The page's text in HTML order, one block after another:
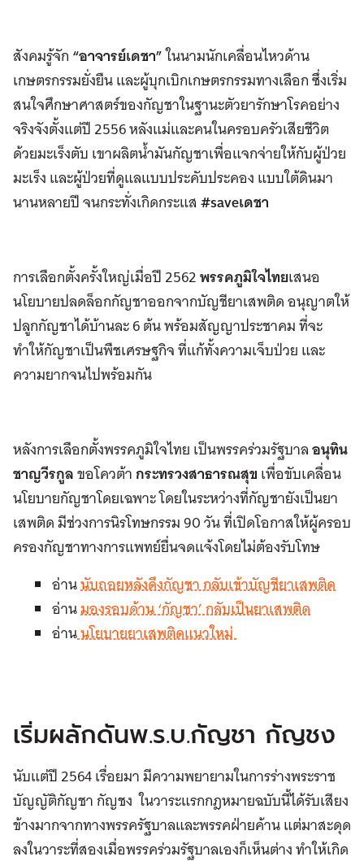
สังคมรู้จัก“อาจารย์เดชา”ในนามนักเคลื่อนไหวด้าน
เกษตรกรรมยั่งยืน และผู้บุกเบิกเกษตรกรรมทางเลือก ซึ่งเริ่ม
สนใจศึกษาศาสตร์ของกัญชาในฐานะตัวยารักษาโรคอย่าง
จริงจังตั้งแต่ปี 2556 หลังแม่และคนในครอบครัวเสียชีวิต
ด้วยมะเร็งตับ เขาผลิตน้ำมันกัญชาเพื่อแจกจ่ายให้กับผู้ป่วย
มะเร็ง และผู้ป่วยที่ดูแลแบบประคับประคอง แบบใต้ดินมา
นานหลายปี จนกระทั่งเกิดกระแส#saveเดชา
การเลือกตั้งครั้งใหญ่เมื่อปี 2562พรรคภูมิใจไทยเสนอ
นโยบายปลดล็อกกัญชาออกจากบัญชียาเสพติด อนุญาตให้
ปลูกกัญชาได้บ้านละ 6 ต้น พร้อมสัญญาประชาคม ที่จะ
ทำให้กัญชาเป็นพืชเศรษฐกิจ ที่แก้ทั้งความเจ็บป่วย และ
ความยากจนไปพร้อมกัน
หลังการเลือกตั้งพรรคภูมิใจไทย เป็นพรรคร่วมรัฐบาลอนุทิน
ชาญวีรกูลขอโควต้ากระทรวงสาธารณสุขเพื่อขับเคลื่อน
นโยบายกัญชาโดยเฉพาะ โดยในระหว่างที่กัญชายังเป็นยา
เสพติด มีช่วงการนิรโทษกรรม 90 วัน ที่เปิดโอกาสให้ผู้ครอบ
ครองกัญชาทางการแพทย์ยื่นจดแจ้งโดยไม่ต้องรับโทษ
อ่านนับถอยหลังดึงกัญชา กลับเข้าบัญชียาเสพติด
อ่านมองรอบด้าน ‘กัญชา’ กลับเป็นยาเสพติด
อ่านนโยบายยาเสพติดแนวใหม่
เริ่มผลักดันพ.ร.บ.กัญชา กัญชง
นับแต่ปี 2564 เรื่อยมา มีความพยายามในการร่างพระราช
บัญญัติกัญชา กัญชง ในวาระแรกกฎหมายฉบับนี้ได้รับเสียง
ข้างมากจากทางพรรครัฐบาลและพรรคฝ่ายค้าน แต่มาสะดุด
ลงในวาระที่สองเมื่อพรรคร่วมรัฐบาลเองก็เห็นต่าง ทำให้เกิด